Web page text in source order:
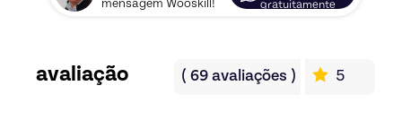
mensagem Wooskill!
gratuitamente
avaliação ( 69avaliações ) 5